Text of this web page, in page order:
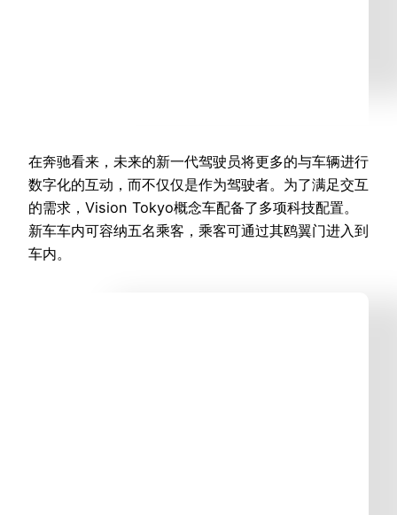
在奔驰看来，未来的新一代驾驶员将更多的与车辆进行
数字化的互动，而不仅仅是作为驾驶者。为了满足交互
的需求，Vision Tokyo概念车配备了多项科技配置。
新车车内可容纳五名乘客，乘客可通过其鸥翼门进入到
车内。